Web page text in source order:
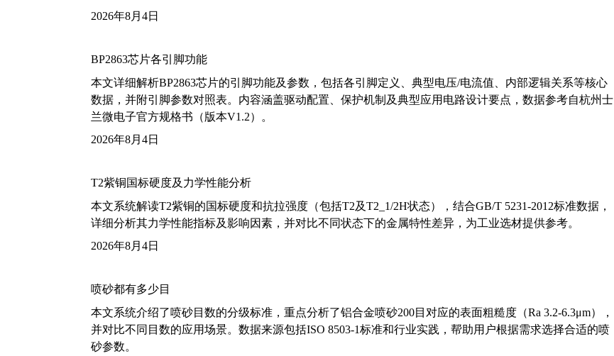
2026年8月4日
BP2863芯片各引脚功能
本文详细解析BP2863芯片的引脚功能及参数，包括各引脚定义、典型电压/电流值、内部逻辑关系等核心
数据，并附引脚参数对照表。内容涵盖驱动配置、保护机制及典型应用电路设计要点，数据参考自杭州士
兰微电子官方规格书（版本V1.2）。
2026年8月4日
T2紫铜国标硬度及力学性能分析
本文系统解读T2紫铜的国标硬度和抗拉强度（包括T2及T2_1/2H状态），结合GB/T 5231-2012标准数据，
详细分析其力学性能指标及影响因素，并对比不同状态下的金属特性差异，为工业选材提供参考。
2026年8月4日
喷砂都有多少目
本文系统介绍了喷砂目数的分级标准，重点分析了铝合金喷砂200目对应的表面粗糙度（Ra 3.2-6.3μm），
并对比不同目数的应用场景。数据来源包括ISO 8503-1标准和行业实践，帮助用户根据需求选择合适的喷
砂参数。